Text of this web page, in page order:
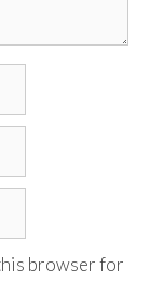
browser for